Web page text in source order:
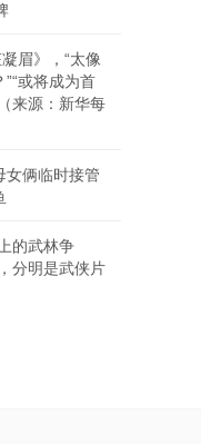
眉》，“太像
或将成为首
来源：新华每
女俩临时接管
的武林争
分明是武侠片